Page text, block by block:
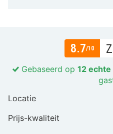
8.7/10
Gebaseerd op 12
Locatie
Prijs-kwaliteit